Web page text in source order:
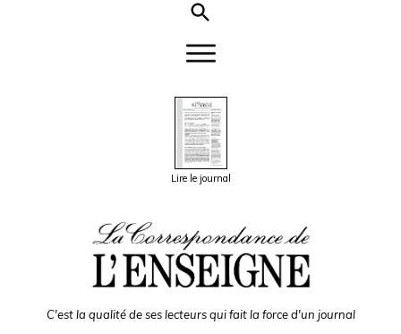
Lire le journal
C'est la qualité de ses lecteurs qui fait la force d'un journal